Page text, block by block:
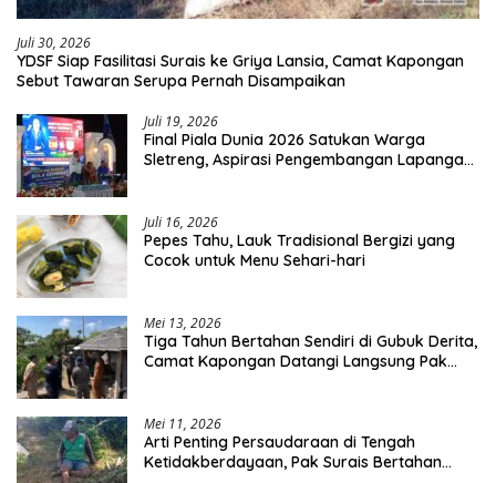
Juli 30, 2026
YDSF Siap Fasilitasi Surais ke Griya Lansia, Camat Kapongan
Sebut Tawaran Serupa Pernah Disampaikan
Juli 19, 2026
Final Piala Dunia 2026 Satukan Warga
Sletreng, Aspirasi Pengembangan Lapangan
Juli 16, 2026
Pepes Tahu, Lauk Tradisional Bergizi yang
Cocok untuk Menu Sehari-hari
Mei 13, 2026
Tiga Tahun Bertahan Sendiri di Gubuk Derita,
Camat Kapongan Datangi Langsung Pak
Mei 11, 2026
Arti Penting Persaudaraan di Tengah
Ketidakberdayaan, Pak Surais Bertahan